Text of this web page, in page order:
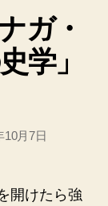
ガ・
学」
10月7日
開けたら強